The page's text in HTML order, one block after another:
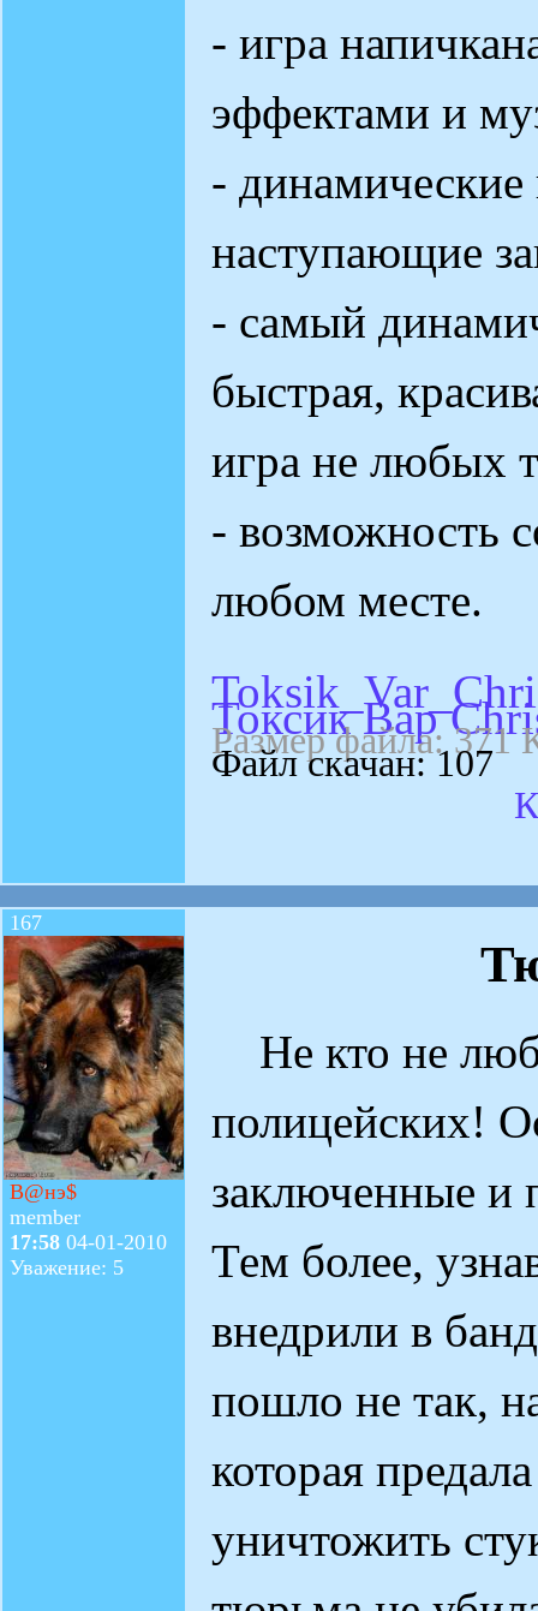
- игра
эффектами и
-
наступающие
- самый
быстрая,
игра не любых
- возможность
любом месте.
Токсик Вар
Размер файла: 371
Файл скачан: 107
167
В@нэ$
member
17:58 04-01-2010
Уважение: 5
Не кто не
полицейских!
заключенные и
Тем более,
внедрили в
пошло не так,
которая
уничтожить